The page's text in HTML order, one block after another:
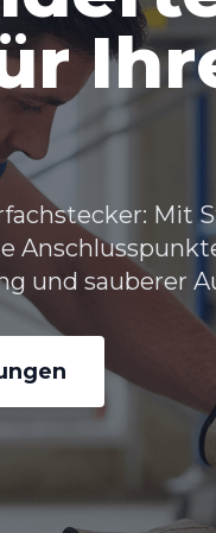
Mit
und sauberer